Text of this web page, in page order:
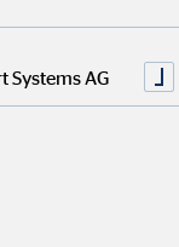
Systems AG